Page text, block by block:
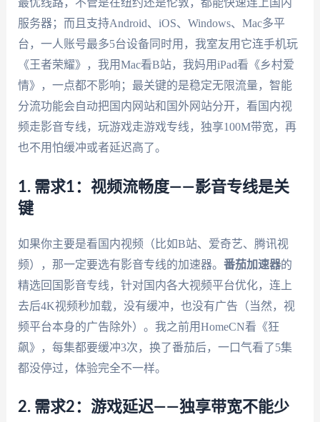
最优线路，不管是在纽约还是伦敦，都能快速连上国内
服务器；而且支持Android、iOS、Windows、Mac多平
台，一人账号最多5台设备同时用，我室友用它连手机玩
《王者荣耀》，我用Mac看B站，我妈用iPad看《乡村爱
情》，一点都不影响；最关键的是稳定无限流量，智能
分流功能会自动把国内网站和国外网站分开，看国内视
频走影音专线，玩游戏走游戏专线，独享100M带宽，再
也不用怕缓冲或者延迟高了。
1. 需求1：视频流畅度——影音专线是关
键
如果你主要是看国内视频（比如B站、爱奇艺、腾讯视
频），那一定要选有影音专线的加速器。 番茄加速器的
精选回国影音专线，针对国内各大视频平台优化，连上
去后4K视频秒加载，没有缓冲，也没有广告（当然，视
频平台本身的广告除外）。我之前用HomeCN看《狂
飙》，每集都要缓冲3次，换了番茄后，一口气看了5集
都没停过，体验完全不一样。
2. 需求2：游戏延迟——独享带宽不能少